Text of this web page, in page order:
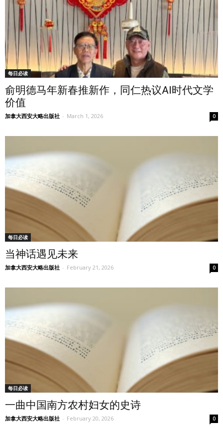
每日必读
俞明德马年新春推新作，同仁热议AI时代文学
价值
加拿大西安大略出版社 - March 1, 2026 0
每日必读
当神话遇见未来
加拿大西安大略出版社 - February 21, 2026 0
每日必读
一曲中国南方农村妇女的史诗
加拿大西安大略出版社 - February 20, 2026 0